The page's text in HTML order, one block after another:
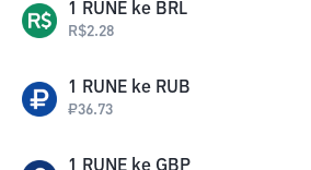
1 RUNE ke BRL
R$2.28
1 RUNE ke RUB
₽36.73